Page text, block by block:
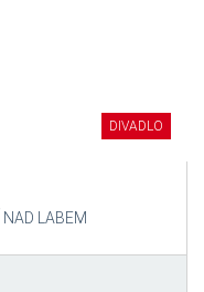
DIVADLO
NAD LABEM